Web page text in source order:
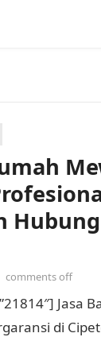
comments off
Jasa
di